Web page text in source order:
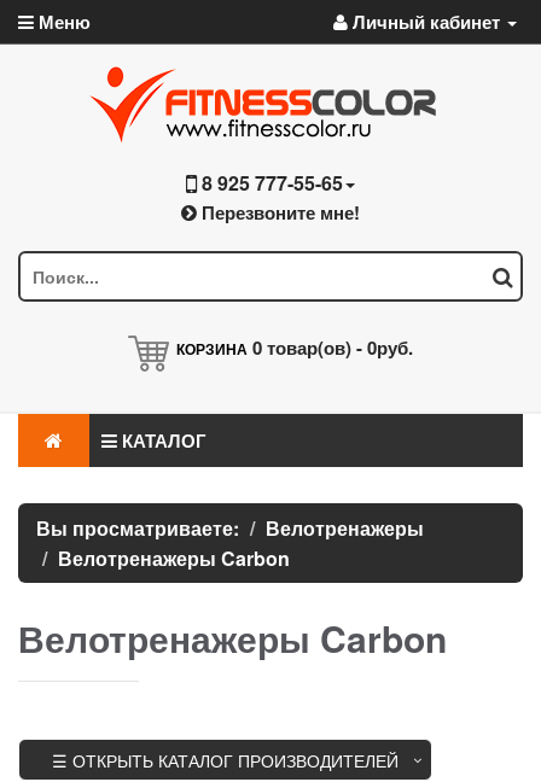
Меню Личный кабинет
8 925 777-55-65
Перезвоните мне!
КОРЗИНА 0товар(ов) -0руб.
КАТАЛОГ
Вы просматриваете:
Велотренажеры
Велотренажеры Carbon
Велотренажеры Carbon
☰ ОТКРЫТЬ КАТАЛОГ ПРОИЗВОДИТЕЛЕЙ